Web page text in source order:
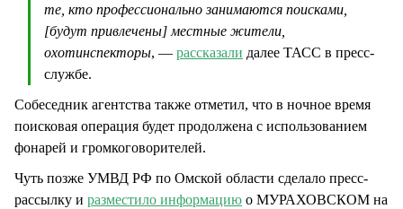
те, кто профессионально занимаются поисками,
[будут привлечены] местные жители,
охотинспекторы, — рассказали далее ТАСС в пресс-
службе.
Собеседник агентства также отметил, что в ночное время
поисковая операция будет продолжена с использованием
фонарей и громкоговорителей.
Чуть позже УМВД РФ по Омской области сделало пресс-
рассылку и разместило информацию о МУРАХОВСКОМ на